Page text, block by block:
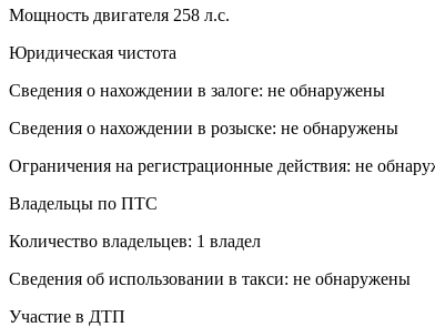
Мощность двигателя 258 л.с.
Юридическая чистота
Сведения о нахождении в залоге: не обнаружены
Сведения о нахождении в розыске: не обнаружены
Ограничения на регистрационные действия: не
Владельцы по ПТС
Количество владельцев: 1 владел
Сведения об использовании в такси: не обнаружены
Участие в ДТП